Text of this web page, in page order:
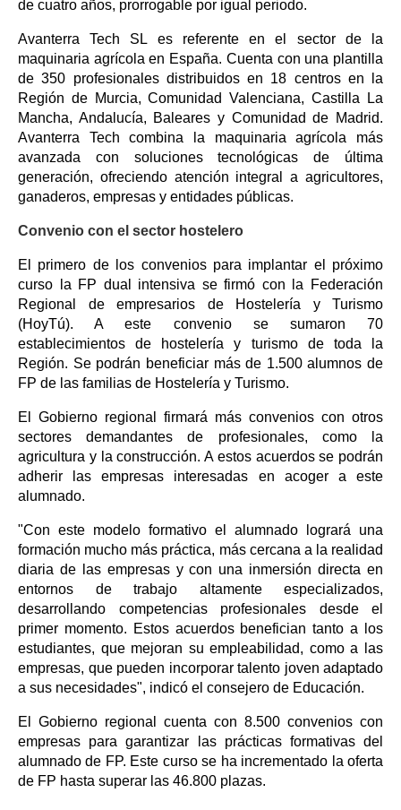
de cuatro años, prorrogable por igual periodo.
Avanterra Tech SL es referente en el sector de la
maquinaria agrícola en España. Cuenta con una plantilla
de 350 profesionales distribuidos en 18 centros en la
Región de Murcia, Comunidad Valenciana, Castilla La
Mancha, Andalucía, Baleares y Comunidad de Madrid.
Avanterra Tech combina la maquinaria agrícola más
avanzada con soluciones tecnológicas de última
generación, ofreciendo atención integral a agricultores,
ganaderos, empresas y entidades públicas.
Convenio con el sector hostelero
El primero de los convenios para implantar el próximo
curso la FP dual intensiva se firmó con la Federación
Regional de empresarios de Hostelería y Turismo
(HoyTú). A este convenio se sumaron 70
establecimientos de hostelería y turismo de toda la
Región. Se podrán beneficiar más de 1.500 alumnos de
FP de las familias de Hostelería y Turismo.
El Gobierno regional firmará más convenios con otros
sectores demandantes de profesionales, como la
agricultura y la construcción. A estos acuerdos se podrán
adherir las empresas interesadas en acoger a este
alumnado.
"Con este modelo formativo el alumnado logrará una
formación mucho más práctica, más cercana a la realidad
diaria de las empresas y con una inmersión directa en
entornos de trabajo altamente especializados,
desarrollando competencias profesionales desde el
primer momento. Estos acuerdos benefician tanto a los
estudiantes, que mejoran su empleabilidad, como a las
empresas, que pueden incorporar talento joven adaptado
a sus necesidades", indicó el consejero de Educación.
El Gobierno regional cuenta con 8.500 convenios con
empresas para garantizar las prácticas formativas del
alumnado de FP. Este curso se ha incrementado la oferta
de FP hasta superar las 46.800 plazas.